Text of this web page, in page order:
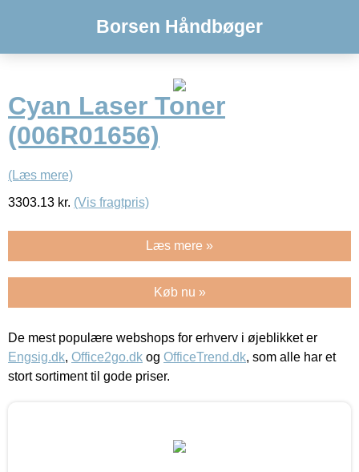
Borsen Håndbøger
Cyan Laser Toner
(006R01656)
(Læs mere)
3303.13 kr. (Vis fragtpris)
Læs mere »
Køb nu »
De mest populære webshops for erhverv i øjeblikket er
Engsig.dk, Office2go.dk og OfficeTrend.dk, som alle har et
stort sortiment til gode priser.